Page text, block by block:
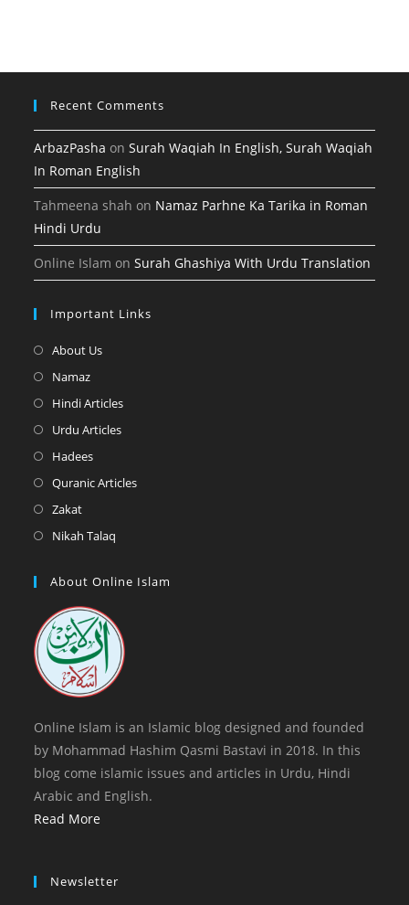
tab
Recent Comments
ArbazPasha onSurah Waqiah In English, Surah Waqiah
In Roman English
Tahmeena shah on Namaz Parhne Ka Tarika in Roman
Hindi Urdu
Online Islam onSurah Ghashiya With Urdu Translation
Important Links
About UsOpens
tab
NamazOpens
in
tab
Hindi ArticlesOpens
tab
Urdu ArticlesOpens
HadeesOpens
in
tab
Quranic ArticlesOpens
ZakatOpens
in
new
Nikah Talaq
a
tab
About Online Islam
Online Islam is an Islamic blog designed and founded
by Mohammad Hashim Qasmi Bastavi in 2018. In this
blog come islamic issues and articles in Urdu, Hindi
Arabic and English.
Read More
Newsletter